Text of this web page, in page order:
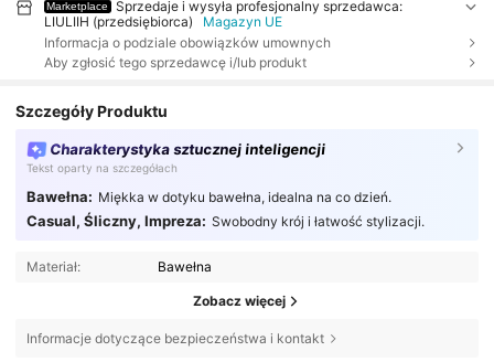
Marketplace
Sprzedaje i wysyła profesjonalny sprzedawca:
LIULIIH (przedsiębiorca)
Magazyn UE
Informacja o podziale obowiązków umownych
Aby zgłosić tego sprzedawcę i/lub produkt
Szczegóły Produktu
Charakterystyka sztucznej inteligencji
Tekst oparty na szczegółach
Bawełna: Miękka w dotyku bawełna, idealna na co dzień.
Casual, Śliczny, Impreza: Swobodny krój i łatwość stylizacji.
Materiał: Bawełna
Zobacz więcej
Informacje dotyczące bezpieczeństwa i kontakt